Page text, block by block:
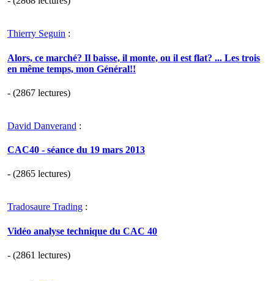
Thierry Seguin :
Alors, ce marché? Il baisse, il monte, ou il est flat? ... Les trois
en même temps, mon Général!!
- (2867 lectures)
David Danverand :
CAC40 - séance du 19 mars 2013
- (2865 lectures)
Tradosaure Trading :
Vidéo analyse technique du CAC 40
- (2861 lectures)